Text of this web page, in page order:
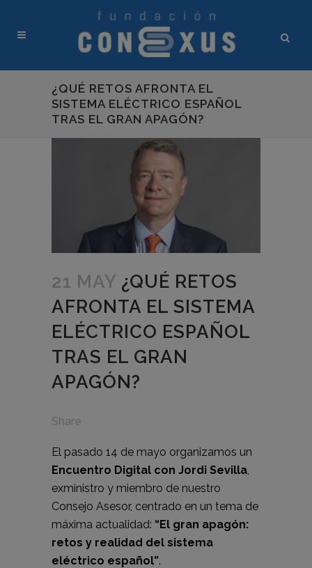
¿QUÉ RETOS AFRONTA EL
SISTEMA ELÉCTRICO ESPAÑOL
TRAS EL GRAN APAGÓN?
21 MAY ¿QUÉ RETOS
AFRONTA EL SISTEMA
ELÉCTRICO ESPAÑOL
TRAS EL GRAN
APAGÓN?
Share
El pasado 14 de mayo organizamos un
Encuentro Digital con Jordi Sevilla
exministro y miembro de nuestro
Consejo Asesor, centrado en un tema de
máxima actualidad: “El gran apagón:
retos y realidad del sistema
eléctrico español”.